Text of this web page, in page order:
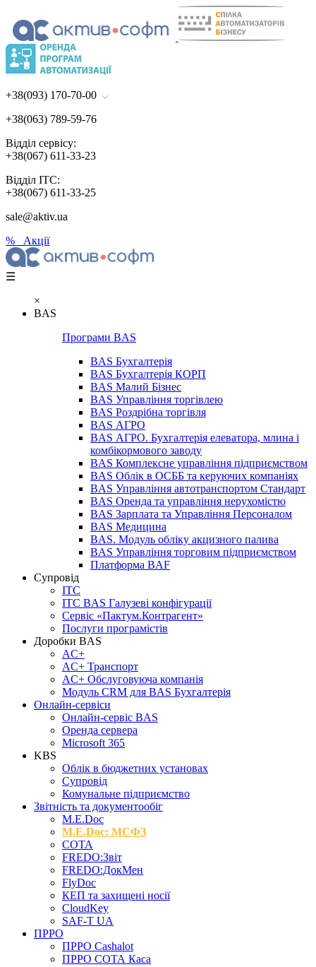
+38(093) 170-70-00
+38(063) 789-59-76
Відділ сервісу:
+38(067) 611-33-23
Відділ ІТС:
+38(067) 611-33-25
sale@aktiv.ua
% Акції
☰
×
BAS
Програми BAS
BAS Бухгалтерія
BAS Бухгалтерія КОРП
BAS Малий Бізнес
BAS Управління торгівлею
BAS Роздрібна торгівля
BAS АГРО
BAS АГРО. Бухгалтерія елеватора, млина і
комбікормового заводу
BAS Комплексне управління підприємством
BAS Облік в ОСББ та керуючих компаніях
BAS Управління автотранспортом Стандарт
BAS Оренда та управління нерухомістю
BAS Зарплата та Управління Персоналом
BAS Медицина
BAS. Модуль обліку акцизного палива
BAS Управління торговим підприємством
Платформа BAF
Супровід
ІТС
ІТС BAS Галузеві конфігурації
Сервіс «Пактум.Контрагент»
Послуги програмістів
Доробки BAS
AC+
AC+ Транспорт
AC+ Обслуговуюча компанія
Модуль CRM для BAS Бухгалтерія
Онлайн-сервіси
Онлайн-сервіс BAS
Оренда сервера
Microsoft 365
KBS
Облік в бюджетних установах
Супровід
Комунальне підприємство
Звітність та документообіг
M.Е.Doc
M.E.Doc: МСФЗ
СОТА
FREDO:Звіт
FREDO:ДокМен
FlyDoc
КЕП та захищені носії
CloudKey
SAF-T UA
ПРРО
ПРРО Cashalot
ПРРО СОТА Каса